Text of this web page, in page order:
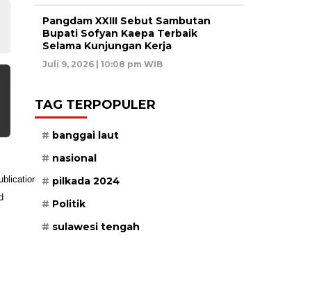
Pangdam XXIII Sebut Sambutan
Bupati Sofyan Kaepa Terbaik
Selama Kunjungan Kerja
Juli 9, 2026 | 10:08 pm WIB
TAG TERPOPULER
banggai laut
nasional
pilkada 2024
Politik
sulawesi tengah